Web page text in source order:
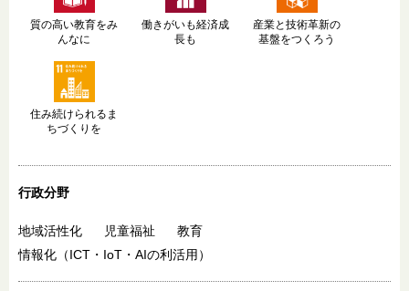
質の高い教育をみ
んなに
働きがいも経済成
長も
産業と技術革新の
基盤をつくろう
住み続けられるま
ちづくりを
行政分野
地域活性化 児童福祉
教育
情報化（ICT・IoT・AIの利活用）